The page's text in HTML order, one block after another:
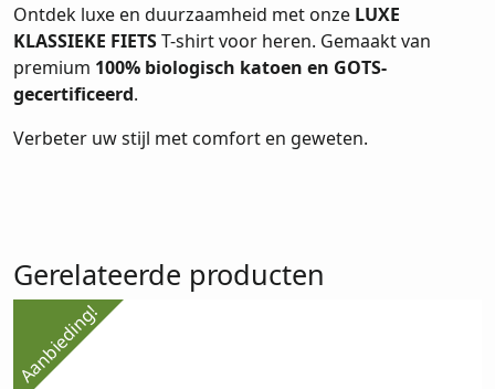
Ontdek luxe en duurzaamheid met onze LUXE
KLASSIEKE FIETST-shirt voor heren. Gemaakt van
premium 100% biologisch katoen en GOTS-
gecertificeerd.
Verbeter uw stijl met comfort en geweten.
Gerelateerde producten
Aanbieding!